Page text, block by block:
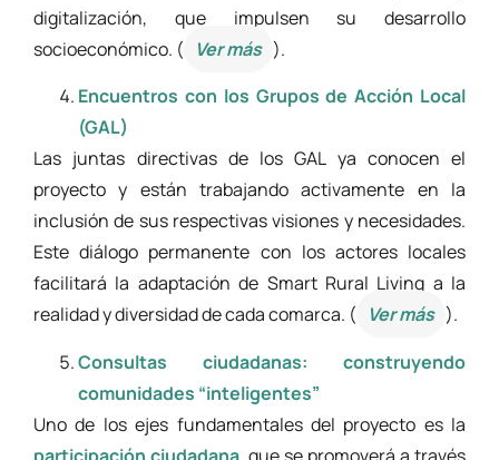
digitalización, que impulsen su desarrollo
socioeconómico. (
Ver más ).
Encuentros con los Grupos de Acción Local
(GAL)
Las juntas directivas de los GAL ya conocen el
proyecto y están trabajando activamente en la
inclusión de sus respectivas visiones y necesidades.
Este diálogo permanente con los actores locales
facilitará la adaptación de Smart Rural Living a la
realidad y diversidad de cada comarca. (
Ver más ).
Consultas ciudadanas: construyendo
comunidades “inteligentes”
Uno de los ejes fundamentales del proyecto es la